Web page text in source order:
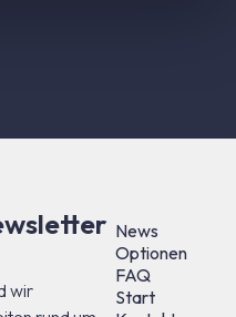
wir
News
Optionen
FAQ
Start